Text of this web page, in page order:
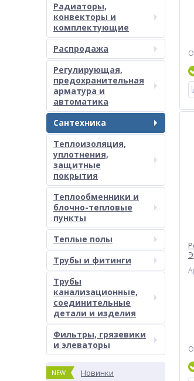
Радиаторы,
конвекторы и
комплектующие
Распродажа
Регулирующая,
предохранительная
арматура и
автоматика
Сантехника
Теплоизоляция,
уплотнения,
защитные
покрытия
Теплообменники и
блочно-тепловые
пункты
Теплые полы
Трубы и фитинги
Трубы
канализационные,
соединительные
детали и изделия
Фильтры, грязевики
и элеваторы
NEW Новинки